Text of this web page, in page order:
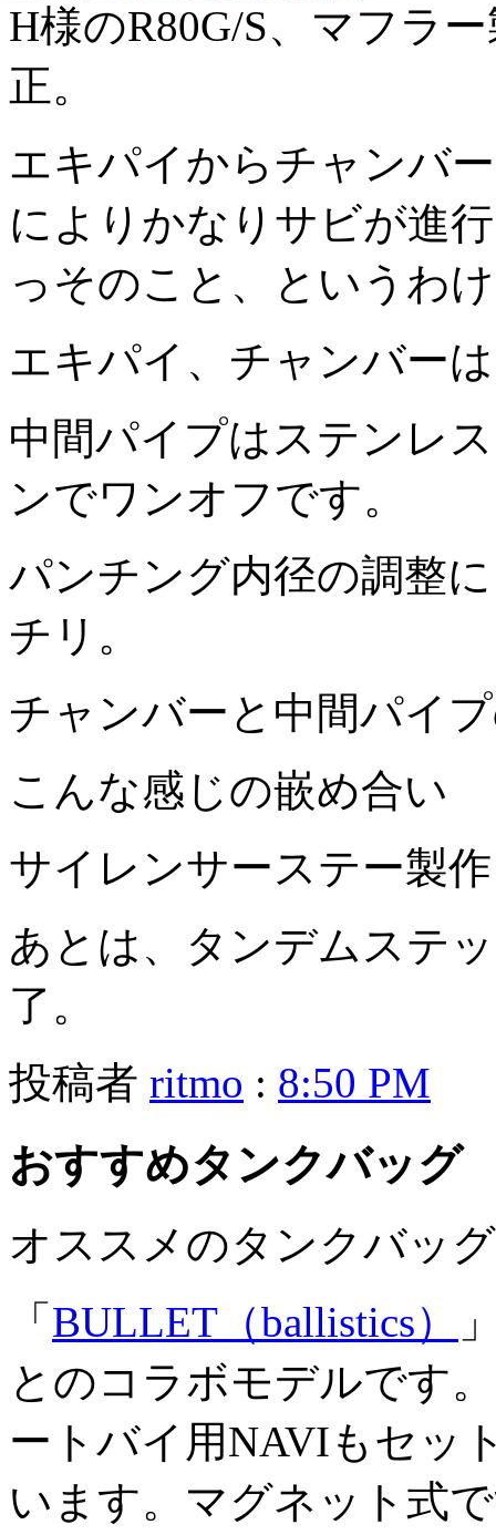
H様のR80G/S、マフラ
正。
エキパイからチャンバ
によりかなりサビが進
っそのこと、というわ
エキパイ、チャンバー
中間パイプはステンレ
ンでワンオフです。
パンチング内径の調整
チリ。
チャンバーと中間パイ
こんな感じの嵌め合い
サイレンサーステー製作
あとは、タンデムステ
了。
投稿者 ritmo : 8:50 PM
おすすめタンクバッグ
オススメのタンクバッ
「 BULLET（ballistics）
とのコラボモデルです
ートバイ用NAVIもセッ
います。マグネット式